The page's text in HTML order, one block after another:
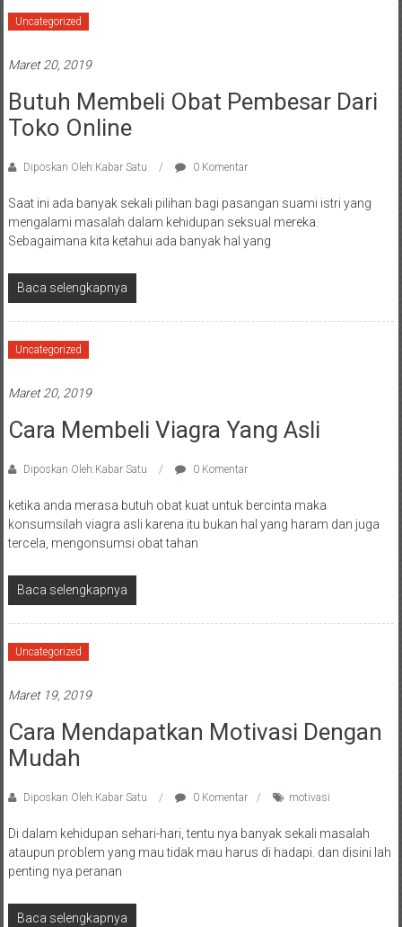
Uncategorized
Maret 20, 2019
Butuh Membeli Obat Pembesar Dari
Toko Online
Diposkan Oleh:Kabar Satu 0 Komentar
Saat ini ada banyak sekali pilihan bagi pasangan suami istri yang
mengalami masalah dalam kehidupan seksual mereka.
Sebagaimana kita ketahui ada banyak hal yang
Baca selengkapnya
Uncategorized
Maret 20, 2019
Cara Membeli Viagra Yang Asli
Diposkan Oleh:Kabar Satu 0 Komentar
ketika anda merasa butuh obat kuat untuk bercinta maka
konsumsilah viagra asli karena itu bukan hal yang haram dan juga
tercela, mengonsumsi obat tahan
Baca selengkapnya
Uncategorized
Maret 19, 2019
Cara Mendapatkan Motivasi Dengan
Mudah
Diposkan Oleh:Kabar Satu 0 Komentar motivasi
Di dalam kehidupan sehari-hari, tentu nya banyak sekali masalah
ataupun problem yang mau tidak mau harus di hadapi. dan disini lah
penting nya peranan
Baca selengkapnya